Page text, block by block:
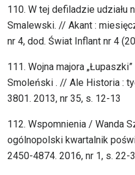
110. W tej defiladzie udziału
Smalewski. // Akant :
nr 4, dod. Świat Inflant nr 4
111. Wojna majora
Smoleński . // Ale Historia :
3801. 2013, nr 35, s. 12-13
112. Wspomnienia / Wanda
ogólnopolski kwartalnik
2450-4874. 2016, nr 1, s. 22-